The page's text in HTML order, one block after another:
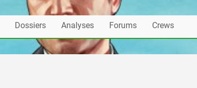
Dossiers Analyses Forums Crews